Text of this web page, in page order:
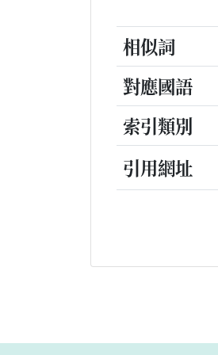
相似詞
對應國語
索引類別
引用網址